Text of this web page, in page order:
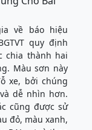
Mới
epoxy chuẩn
mặt đến hoàn
người mới bắt
hiện.